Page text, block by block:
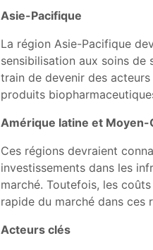
Asie-Pacifique
La région Asie-Pacifique
sensibilisation aux soins de
train de devenir des
produits
Amérique latine et
Ces régions devraient
investissements dans les
marché. Toutefois, les
rapide du marché dans ces
Acteurs clés